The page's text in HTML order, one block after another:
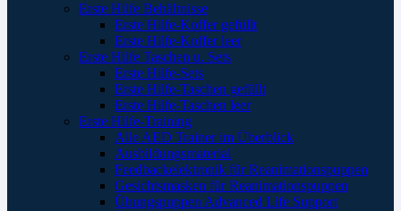
Erste Hilfe Behältnisse
Erste Hilfe-Koffer gefüllt
Erste Hilfe-Koffer leer
Erste Hilfe Taschen u. Sets
Erste Hilfe-Sets
Erste Hilfe-Taschen gefüllt
Erste Hilfe-Taschen leer
Erste Hilfe-Training
Alle AED Trainer im Überblick
Ausbildungsmaterial
Feedbackelektronik für Reanimationspuppen
Gesichtsmasken für Reanimationspuppen
Übungspuppen Advanced Life Support